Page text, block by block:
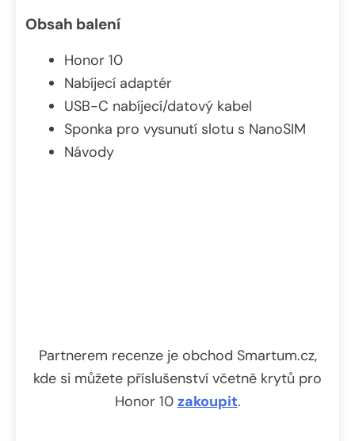
Obsah balení
Honor 10
Nabíjecí adaptér
USB-C nabíjecí/datový kabel
Sponka pro vysunutí slotu s NanoSIM
Návody
Partnerem recenze je obchod Smartum.cz,
kde si můžete příslušenství včetně krytů pro
Honor 10 zakoupit.